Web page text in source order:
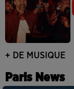
+ DE MUSIQUE
Paris News